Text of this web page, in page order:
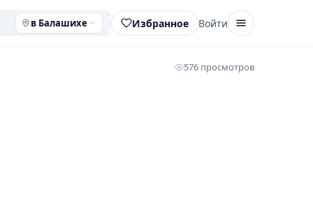
в Балашихе Избранное Войти
576 просмотров